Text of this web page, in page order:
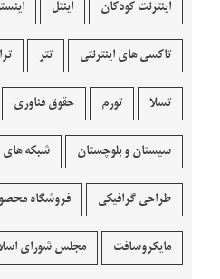
اینترنت کودکان اینتل
تاکسی های اینترنتی تتر
تسلا تورم حقوق فناوری
سیستان و بلوچستان شبکه های
طراحی گرافیکی فروشگاه
مایکروسافت مجلس شورای